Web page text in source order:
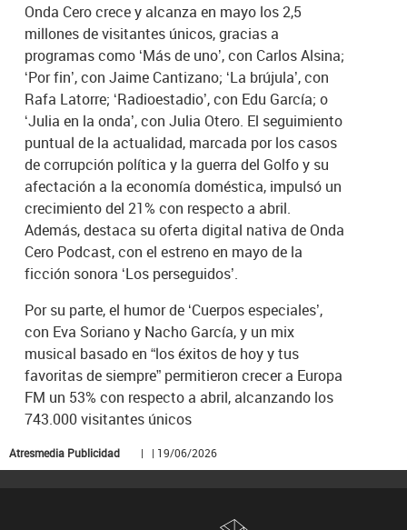
Onda Cero crece y alcanza en mayo los 2,5
millones de visitantes únicos, gracias a
programas como ‘Más de uno’, con Carlos Alsina;
‘Por fin’, con Jaime Cantizano; ‘La brújula’, con
Rafa Latorre; ‘Radioestadio’, con Edu García; o
‘Julia en la onda’, con Julia Otero. El seguimiento
puntual de la actualidad, marcada por los casos
de corrupción política y la guerra del Golfo y su
afectación a la economía doméstica, impulsó un
crecimiento del 21% con respecto a abril.
Además, destaca su oferta digital nativa de Onda
Cero Podcast, con el estreno en mayo de la
ficción sonora ‘Los perseguidos’.
Por su parte, el humor de ‘Cuerpos especiales’,
con Eva Soriano y Nacho García, y un mix
musical basado en “los éxitos de hoy y tus
favoritas de siempre” permitieron crecer a Europa
FM un 53% con respecto a abril, alcanzando los
743.000 visitantes únicos
Atresmedia Publicidad | | 19/06/2026